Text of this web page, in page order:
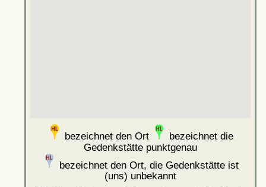
bezeichnet den Ort
bezeichnet die
Gedenkstätte punktgenau
bezeichnet den Ort, die Gedenkstätte ist
(uns) unbekannt